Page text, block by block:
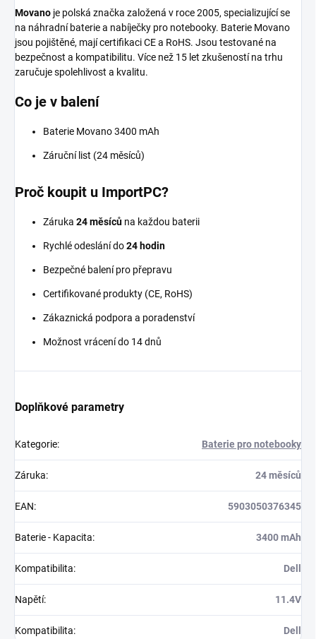
Movano je polská značka založená v roce 2005, specializující se
na náhradní baterie a nabíječky pro notebooky. Baterie Movano
jsou pojištěné, mají certifikaci CE a RoHS. Jsou testované na
bezpečnost a kompatibilitu. Více než 15 let zkušeností na trhu
zaručuje spolehlivost a kvalitu.
Co je v balení
Baterie Movano 3400 mAh
Záruční list (24 měsíců)
Proč koupit u ImportPC?
Záruka 24 měsíců na každou baterii
Rychlé odeslání do24 hodin
Bezpečné balení pro přepravu
Certifikované produkty (CE, RoHS)
Zákaznická podpora a poradenství
Možnost vrácení do 14 dnů
Doplňkové parametry
Kategorie: Baterie pro notebooky
Záruka: 24 měsíců
EAN: 5903050376345
Baterie - Kapacita: 3400 mAh
Kompatibilita: Dell
Napětí: 11.4V
Kompatibilita: Dell